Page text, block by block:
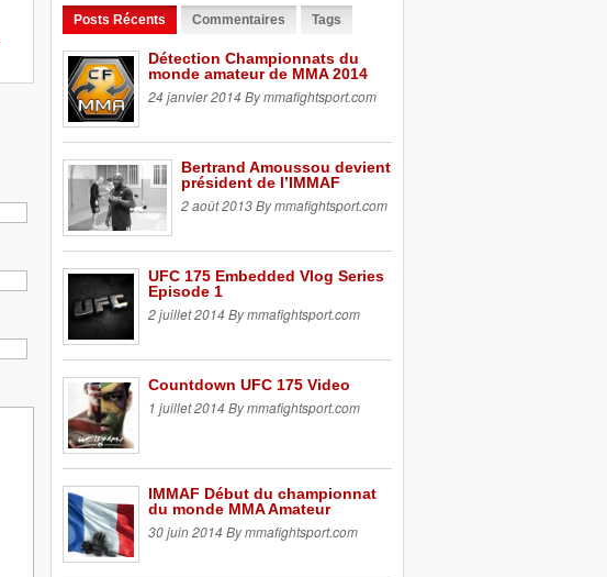
Posts Récents Commentaires Tags
Détection Championnats du
monde amateur de MMA 2014
24 janvier 2014 By mmafightsport.com
Bertrand Amoussou devient
président de l’IMMAF
2 août 2013 By mmafightsport.com
UFC 175 Embedded Vlog Series
Episode 1
2 juillet 2014 By mmafightsport.com
Countdown UFC 175 Video
1 juillet 2014 By mmafightsport.com
IMMAF Début du championnat
du monde MMA Amateur
30 juin 2014 By mmafightsport.com